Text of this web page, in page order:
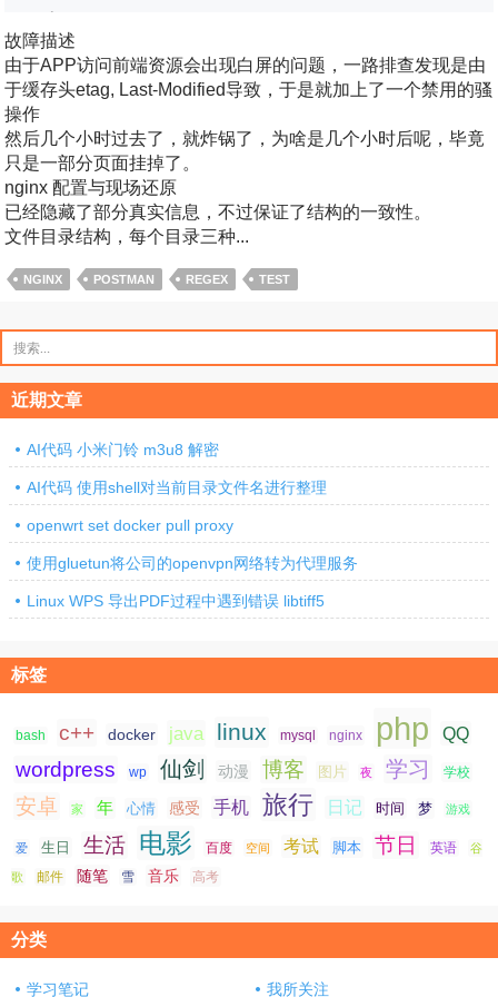
故障描述
由于APP访问前端资源会出现白屏的问题，一路排查发现是由
于缓存头etag, Last-Modified导致，于是就加上了一个禁用的骚
操作
然后几个小时过去了，就炸锅了，为啥是几个小时后呢，毕竟
只是一部分页面挂掉了。
nginx 配置与现场还原
已经隐藏了部分真实信息，不过保证了结构的一致性。
文件目录结构，每个目录三种...
NGINX POSTMAN REGEX TEST
索：
近期文章
AI代码 小米门铃 m3u8 解密
AI代码 使用shell对当前目录文件名进行整理
openwrt set docker pull proxy
使用gluetun将公司的openvpn网络转为代理服务
Linux WPS 导出PDF过程中遇到错误 libtiff5
标签
bash c++ docker java linux mysql nginx php QQ
wordpress wp 仙剑 动漫 博客 图片 夜 学习 学校
安卓 家 年 心情 感受 手机 旅行 日记 时间 梦 游戏
爱 生日 生活 电影 百度 空间 考试 脚本 节日 英语 谷
歌 邮件 随笔 雪 音乐 高考
分类
学习笔记 我所关注